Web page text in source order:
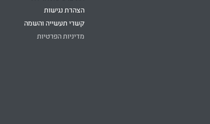
הצהרת נגישות
קשרי תעשייה והשמה
מדיניות הפרטיות